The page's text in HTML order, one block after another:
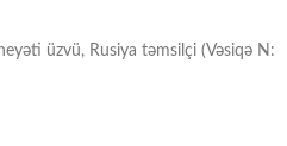
üzvü, Rusiya təmsilçi (Vəsiqə N: